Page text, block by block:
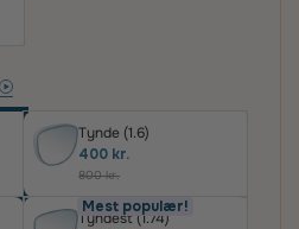
Tynde (1.6)
400 kr.
800 kr.
Mest populær!
Tyndest (1.74)